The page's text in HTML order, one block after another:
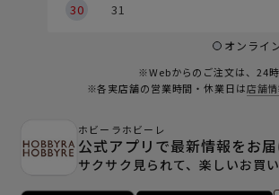
30
31
オンライ
※Webからのご注文は、24
※各実店舗の営業時間・休業日は店舗
ホビーラホビーレ
公式アプリで最新情報をお届
サクサク見られて、楽しいお買